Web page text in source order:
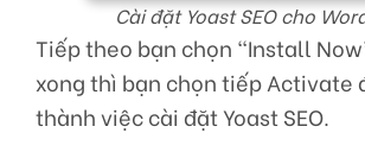
Cài đặt Yoast SEO cho
Tiếp theo bạn chọn “Install
xong thì bạn chọn tiếp Activate
thành việc cài đặt Yoast SEO.